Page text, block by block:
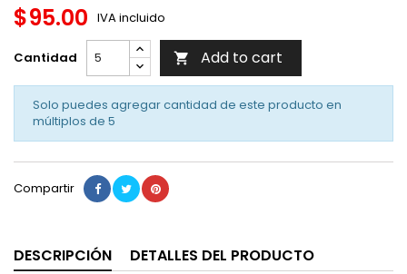
$95.00 IVA incluido
Cantidad  Add to cart
Solo puedes agregar cantidad de este producto en
múltiplos de 5
Compartir
DESCRIPCIÓN DETALLES DEL PRODUCTO